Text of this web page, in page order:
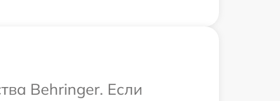
Behringer. Если